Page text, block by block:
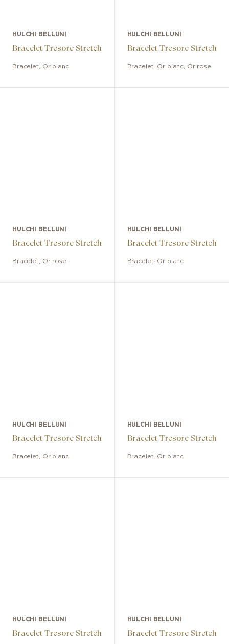
HULCHI BELLUNI
Bracelet Tresore Stretch
Bracelet Or blanc
HULCHI BELLUNI
Bracelet Tresore Stretch
Bracelet Or blanc, Or rose
HULCHI BELLUNI
Bracelet Tresore Stretch
Bracelet Or rose
HULCHI BELLUNI
Bracelet Tresore Stretch
Bracelet Or blanc
HULCHI BELLUNI
Bracelet Tresore Stretch
Bracelet Or blanc
HULCHI BELLUNI
Bracelet Tresore Stretch
Bracelet Or blanc
HULCHI BELLUNI
Bracelet Tresore Stretch
HULCHI BELLUNI
Bracelet Tresore Stretch